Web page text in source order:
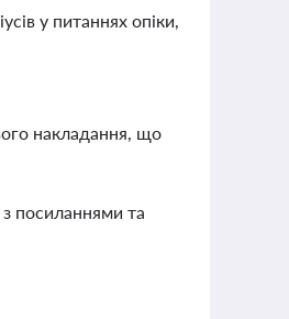
у питаннях опіки,
накладання, що
посиланнями та